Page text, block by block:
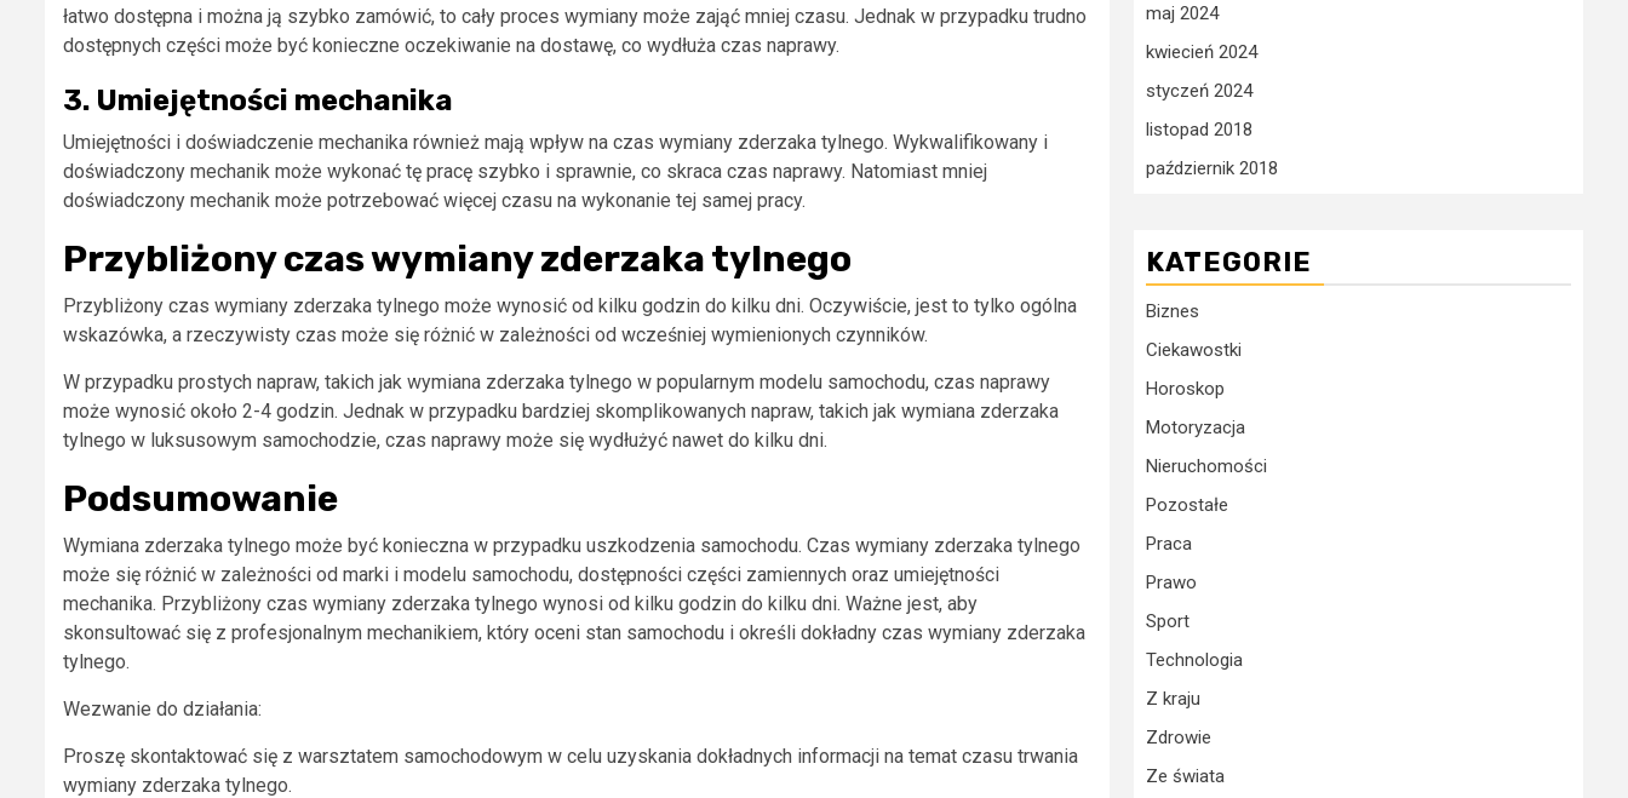
łatwo dostępna i można ją szybko zamówić, to cały proces wymiany może zająć mniej czasu. Jednak w przypadku trudno
dostępnych części może być konieczne oczekiwanie na dostawę, co wydłuża czas naprawy.
3. Umiejętności mechanika
Umiejętności i doświadczenie mechanika również mają wpływ na czas wymiany zderzaka tylnego. Wykwalifikowany i
doświadczony mechanik może wykonać tę pracę szybko i sprawnie, co skraca czas naprawy. Natomiast mniej
doświadczony mechanik może potrzebować więcej czasu na wykonanie tej samej pracy.
Przybliżony czas wymiany zderzaka tylnego
Przybliżony czas wymiany zderzaka tylnego może wynosić od kilku godzin do kilku dni. Oczywiście, jest to tylko ogólna
wskazówka, a rzeczywisty czas może się różnić w zależności od wcześniej wymienionych czynników.
W przypadku prostych napraw, takich jak wymiana zderzaka tylnego w popularnym modelu samochodu, czas naprawy
może wynosić około 2-4 godzin. Jednak w przypadku bardziej skomplikowanych napraw, takich jak wymiana zderzaka
tylnego w luksusowym samochodzie, czas naprawy może się wydłużyć nawet do kilku dni.
Podsumowanie
Wymiana zderzaka tylnego może być konieczna w przypadku uszkodzenia samochodu. Czas wymiany zderzaka tylnego
może się różnić w zależności od marki i modelu samochodu, dostępności części zamiennych oraz umiejętności
mechanika. Przybliżony czas wymiany zderzaka tylnego wynosi od kilku godzin do kilku dni. Ważne jest, aby
skonsultować się z profesjonalnym mechanikiem, który oceni stan samochodu i określi dokładny czas wymiany zderzaka
tylnego.
Wezwanie do działania:
Proszę skontaktować się z warsztatem samochodowym w celu uzyskania dokładnych informacji na temat czasu trwania
wymiany zderzaka tylnego.
maj 2024
kwiecień 2024
styczeń 2024
listopad 2018
październik 2018
KATEGORIE
Biznes
Ciekawostki
Horoskop
Motoryzacja
Nieruchomości
Pozostałe
Praca
Prawo
Sport
Technologia
Z kraju
Zdrowie
Ze świata